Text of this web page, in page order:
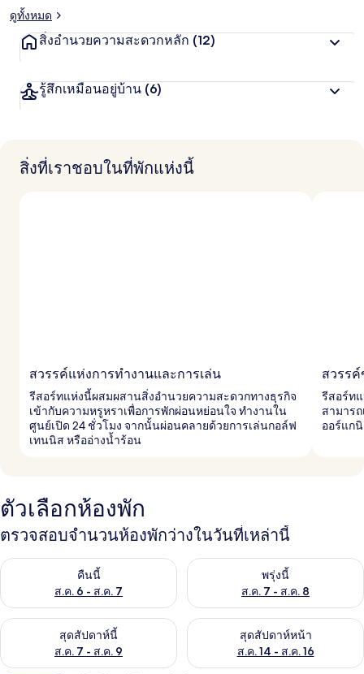
ดูทั้งหมด
สิ่งอำนวยความสะดวกหลัก (12)
รู้สึกเหมือนอยู่บ้าน (6)
สิ่งที่เราชอบในที่พักแห่งนี้
สวรรค์แห่งการทำงานและการเล่น
รีสอร์ทแห่งนี้ผสมผสานสิ่งอำนวยความสะดวกทางธุรกิจ
เข้ากับความหรูหราเพื่อการพักผ่อนหย่อนใจ ทำงานใน
ศูนย์เปิด 24 ชั่วโมง จากนั้นผ่อนคลายด้วยการเล่นกอล์ฟ
เทนนิส หรืออ่างน้ำร้อน
สวรร
รีสอร์ท
สามาร
ออร์แก
ตัวเลือกห้องพัก
ตรวจสอบจำนวนห้องพักว่างในวันที่เหล่านี้
คืนนี้
ส.ค. 6 - ส.ค. 7
ตรวจสอบจำนวนห้องพักว่างในคืนนี้ ส.ค. 6 - ส.ค. 7พรุ่งนี้
ส.ค. 7 - ส.ค. 8
ตรวจสอบจำนวนห้องพักว่างใน
สุดสัปดาห์นี้
ส.ค. 7 - ส.ค. 9
ตรวจสอบจำนวนห้องพักว่างในสุดสัปดาห์นี้ ส.ค. 7 - ส.ค. 9
สุดสัปดาห์หน้า
ส.ค. 14 - ส.ค. 16
ตรวจสอบจำนวนห้องพักว่างใน